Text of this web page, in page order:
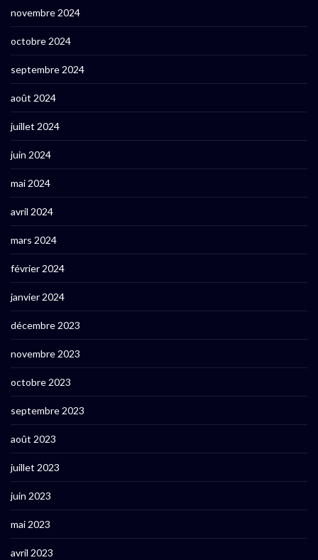
novembre 2024
octobre 2024
septembre 2024
août 2024
juillet 2024
juin 2024
mai 2024
avril 2024
mars 2024
février 2024
janvier 2024
décembre 2023
novembre 2023
octobre 2023
septembre 2023
août 2023
juillet 2023
juin 2023
mai 2023
avril 2023